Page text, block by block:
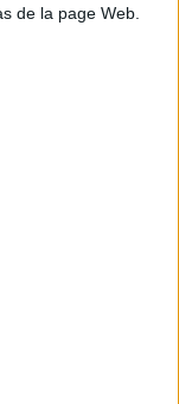
de la page Web.